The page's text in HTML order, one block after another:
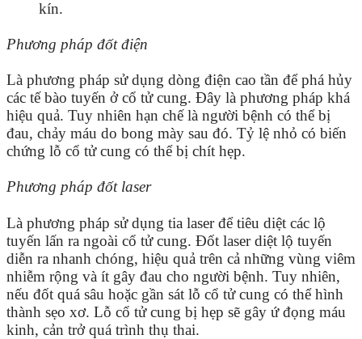
kín.
Phương pháp đốt điện
Là phương pháp sử dụng dòng điện cao tần để phá hủy
các tế bào tuyến ở cổ tử cung. Đây là phương pháp khá
hiệu quả. Tuy nhiên hạn chế là người bệnh có thể bị
đau, chảy máu do bong mày sau đó. Tỷ lệ nhỏ có biến
chứng lỗ cổ tử cung có thể bị chít hẹp.
Phương pháp đốt laser
Là phương pháp sử dụng tia laser để tiêu diệt các lộ
tuyến lấn ra ngoài cổ tử cung. Đốt laser diệt lộ tuyến
diễn ra nhanh chóng, hiệu quả trên cả những vùng viêm
nhiễm rộng và ít gây đau cho người bệnh. Tuy nhiên,
nếu đốt quá sâu hoặc gần sát lỗ cổ tử cung có thể hình
thành sẹo xơ. Lỗ cổ tử cung bị hẹp sẽ gây ứ đọng máu
kinh, cản trở quá trình thụ thai.